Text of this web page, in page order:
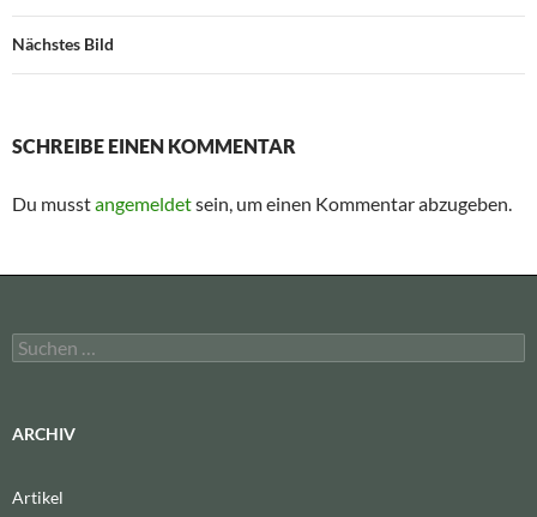
Nächstes Bild
SCHREIBE EINEN KOMMENTAR
Du musstangemeldetsein, um einen Kommentar abzugeben.
Suchen
nach:
ARCHIV
Artikel